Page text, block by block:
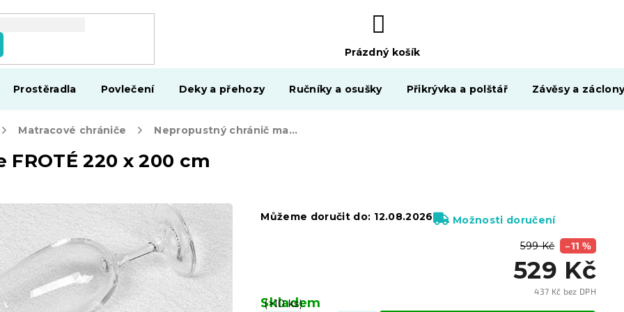
NÁKUPNÍ
KOŠÍK
Prázdný košík
Prostěradla Povlečení Deky a přehozy Ručníky a osušky Přikrývka a polštář Závěsy a
Matracové chrániče Nepropustný chránič matrace FROTÉ 220 x 200 cm
220 x 200 cm
599 Kč –11 %
529 Kč
437 Kč bez DPH
Skladem
(>10 ks)
Můžeme doručit do: 12.08.2026 Možnosti doručení